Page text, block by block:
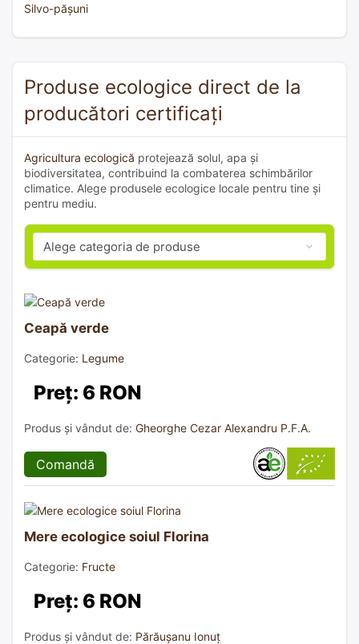
Silvo-pășuni
Produse ecologice direct de la
producători certificați
Agricultura ecologică protejează solul, apa și
biodiversitatea, contribuind la combaterea schimbărilor
climatice. Alege produsele ecologice locale pentru tine și
pentru mediu.
Ceapă verde
Categorie: Legume
Preț: 6 RON
Produs și vândut de: Gheorghe Cezar Alexandru P.F.A.
Comandă
Mere ecologice soiul Florina
Categorie: Fructe
Preț: 6 RON
Produs și vândut de: Părăușanu Ionuț